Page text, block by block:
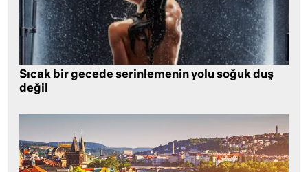
Sıcak bir gecede serinlemenin yolu soğuk duş
değil